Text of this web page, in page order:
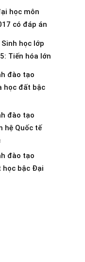
học môn
có đáp án
học lớp
Tiến hóa lớn
đào tạo
học đất bậc
đào tạo
hệ Quốc tế
đào tạo
học bậc Đại